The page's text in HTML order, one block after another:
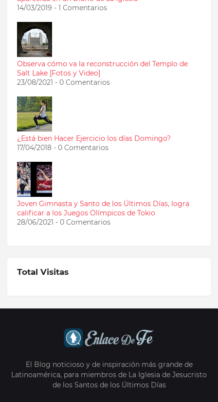
14/03/2019 - 1 Comentarios
Observa cómo va la reconstrucción del Templo de
Salt Lake [Fotos y Video]
23/08/2021 - 0 Comentarios
¿Está bien Hacer Ejercicio los días Domingo?
17/04/2018 - 0 Comentarios
Joven Gimnasta y Santo de los Últimos Días, logra
calificar a los Juegos Olímpicos de Tokio
28/06/2021 - 0 Comentarios
Total Visitas
El Blog noticioso y de inspiración más grande de
Latinoamérica, para miembros de La Iglesia de Jesucristo
de los Santos de los Últimos Días